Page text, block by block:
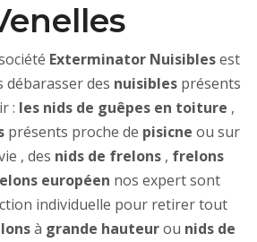
Exterminator Nuisiblesest
débarasser des nuisiblesprésents
: les nids de guêpes en toiture ,
présents proche de pisicne ou sur
, des nids de frelons , frelons
européen nos expert sont
individuelle pour retirer tout
à grande hauteurou nids de